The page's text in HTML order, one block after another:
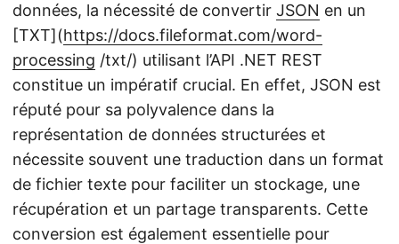
données, la nécessité de convertir JSON en un
[TXT](https://docs.fileformat.com/word-
processing /txt/) utilisant l’API .NET REST
constitue un impératif crucial. En effet, JSON est
réputé pour sa polyvalence dans la
représentation de données structurées et
nécessite souvent une traduction dans un format
de fichier texte pour faciliter un stockage, une
récupération et un partage transparents. Cette
conversion est également essentielle pour